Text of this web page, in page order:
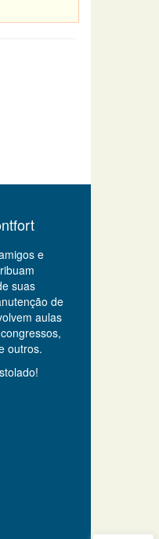
e
suas
de
aulas
outros.